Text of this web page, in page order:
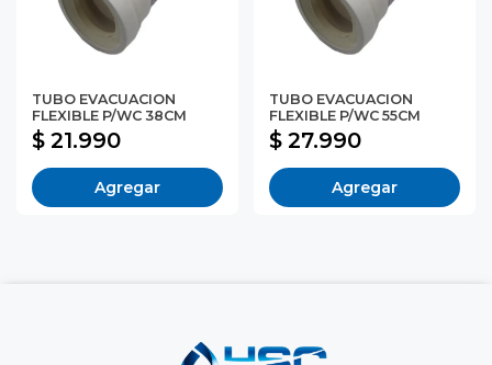
TUBO EVACUACION
FLEXIBLE P/WC 38CM
$ 21.990
Agregar
TUBO EVACUACION
FLEXIBLE P/WC 55CM
$ 27.990
Agregar